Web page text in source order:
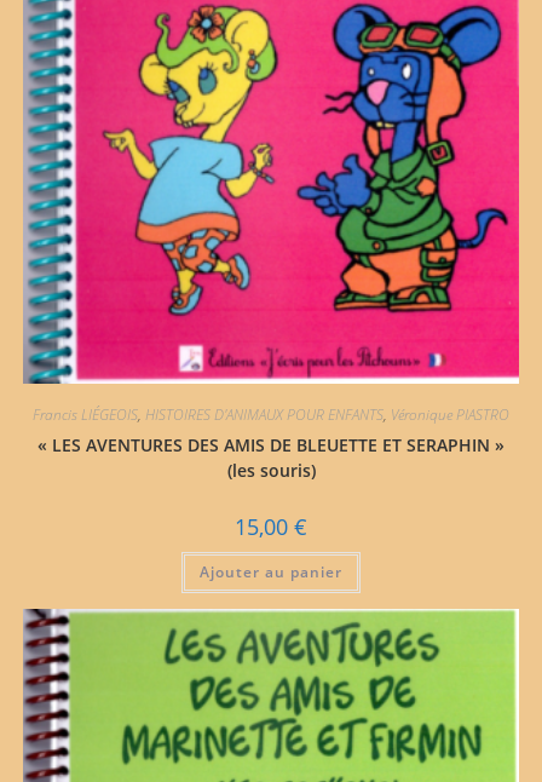
Francis LIÉGEOIS, HISTOIRES D'ANIMAUX POUR ENFANTS, Véronique PIASTRO
« LES AVENTURES DES AMIS DE BLEUETTE ET SERAPHIN »
(les souris)
15,00 €
Ajouter au panier